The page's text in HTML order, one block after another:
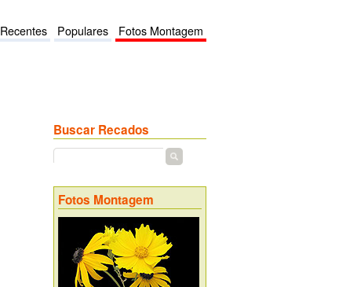
Recentes Populares Fotos Montagem
Buscar Recados
Fotos Montagem